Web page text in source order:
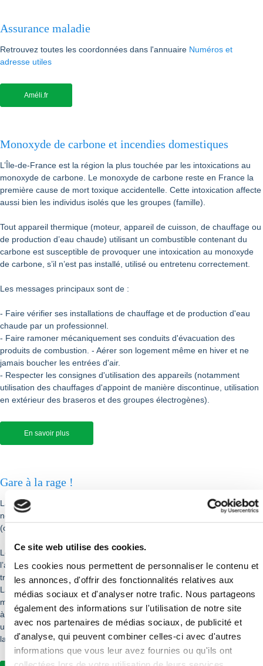
Ce site web utilise des cookies.
Les cookies nous permettent de personnaliser le contenu et
les annonces, d'offrir des fonctionnalités relatives aux
médias sociaux et d'analyser notre trafic. Nous partageons
également des informations sur l'utilisation de notre site
avec nos partenaires de médias sociaux, de publicité et
d'analyse, qui peuvent combiner celles-ci avec d'autres
informations que vous leur avez fournies ou qu'ils ont
Assurance maladie
Retrouvez toutes les coordonnées dans l'annuaire Numéros et
adresse utiles
Améli.fr
Monoxyde de carbone et incendies domestiques
L’Île-de-France est la région la plus touchée par les intoxications au
monoxyde de carbone. Le monoxyde de carbone reste en France la
première cause de mort toxique accidentelle. Cette intoxication affecte
aussi bien les individus isolés que les groupes (famille).
Tout appareil thermique (moteur, appareil de cuisson, de chauffage ou
de production d’eau chaude) utilisant un combustible contenant du
carbone est susceptible de provoquer une intoxication au monoxyde
de carbone, s’il n’est pas installé, utilisé ou entretenu correctement.
Les messages principaux sont de :
- Faire vérifier ses installations de chauffage et de production d'eau
chaude par un professionnel.
- Faire ramoner mécaniquement ses conduits d'évacuation des
produits de combustion. - Aérer son logement même en hiver et ne
jamais boucher les entrées d'air.
- Respecter les consignes d'utilisation des appareils (notamment
utilisation des chauffages d'appoint de manière discontinue, utilisation
en extérieur des braseros et des groupes électrogènes).
En savoir plus
Gare à la rage !
La rage est une maladie due à un virus. Elle atteint les mammifères
notamment les carnivores (chien, chat, renard) et les chiroptères
(chauves-souris).
Le virus est présent dans la salive des animaux infectés avant
l’apparition des premiers signes cliniques. Le virus est principalement
transmis à un autre animal ou à l'homme par morsure ou par griffure.
La salive d'un animal enragé au contact d'une plaie ou d'une
muqueuse peut également provoquer une contamination. La rage est
à l’origine du décès de 59 000 personnes par an dans le monde soit
une personne toutes les 10 minutes. Une fois les symptômes apparus,
la rage est toujours mortelle.